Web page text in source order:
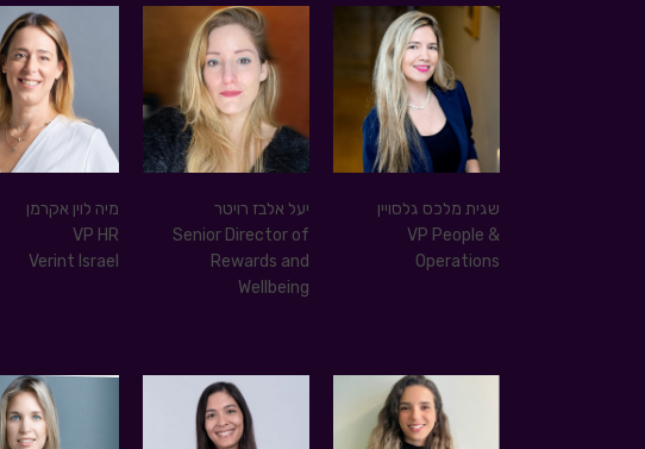
שגית מלכס גלסויין
VP People &
Operations
יעל אלבז רויטר
Senior Director of
Rewards and
Wellbeing
מיה לוין אקרמן
VP HR
Verint Israel